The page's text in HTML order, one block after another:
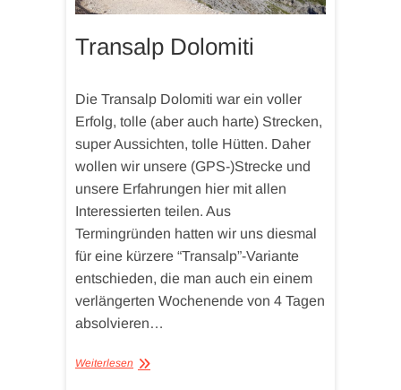
Transalp Dolomiti
Die Transalp Dolomiti war ein voller
Erfolg, tolle (aber auch harte) Strecken,
super Aussichten, tolle Hütten. Daher
wollen wir unsere (GPS-)Strecke und
unsere Erfahrungen hier mit allen
Interessierten teilen. Aus
Termingründen hatten wir uns diesmal
für eine kürzere “Transalp”-Variante
entschieden, die man auch ein einem
verlängerten Wochenende von 4 Tagen
absolvieren…
Weiterlesen